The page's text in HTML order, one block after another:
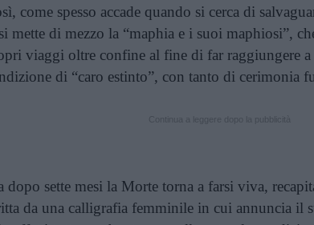
come spesso accade quando si cerca di
mette di mezzo la “maphia e i suoi maphiosi”,
viaggi oltre confine al fine di far raggiungere a
di “caro estinto”, con tanto di cerimonia
dopo sette mesi la Morte torna a farsi viva,
da una calligrafia femminile in cui annuncia il